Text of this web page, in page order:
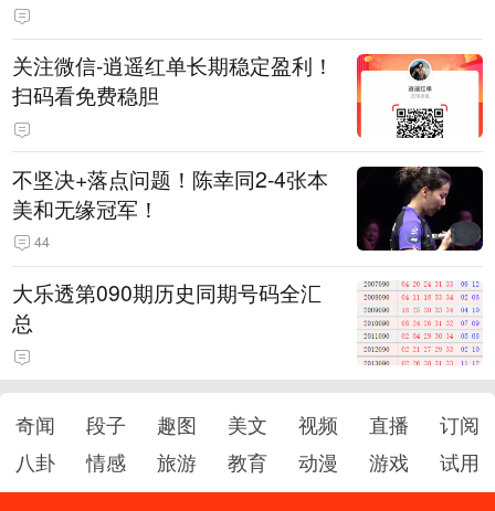
关注微信-逍遥红单长期稳定盈利！
扫码看免费稳胆
不坚决+落点问题！陈幸同2-4张本
美和无缘冠军！
44
大乐透第090期历史同期号码全汇
总
奇闻 段子 趣图 美文 视频 直播
订阅
八卦
情感 旅游 教育 动漫 游戏 试用